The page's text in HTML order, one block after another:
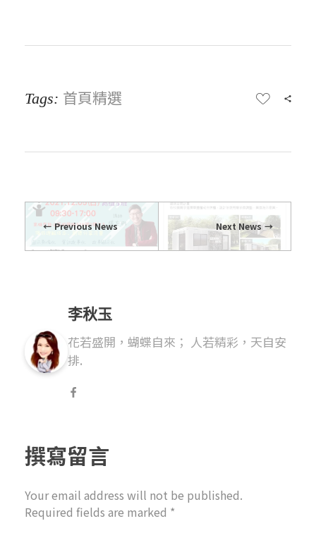
Tags: 首頁精選
Previous News Next News
李秋玉
花若盛開，蝴蝶自來； 人若精彩，天自安
排.
撰寫留言
Your email address will not be published.
Required fields are marked *